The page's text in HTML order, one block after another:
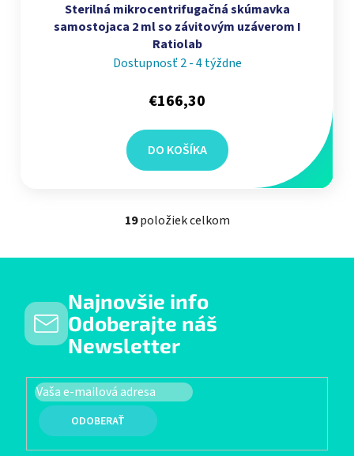
Sterilná mikrocentrifugačná skúmavka
samostojaca 2 ml so závitovým uzáverom I
Ratiolab
Dostupnosť 2 - 4 týždne
€166,30
DO KOŠÍKA
Ovládacie prvky výpisu
19položiek celkom
Najnovšie info
Odoberajte náš
Newsletter
PRIHLÁSIŤ SA